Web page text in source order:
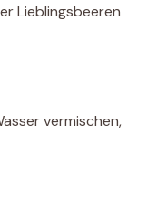
Lieblingsbeeren
vermischen,